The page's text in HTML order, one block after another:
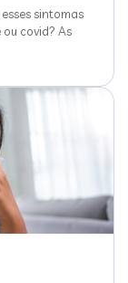
sintomas
covid? As